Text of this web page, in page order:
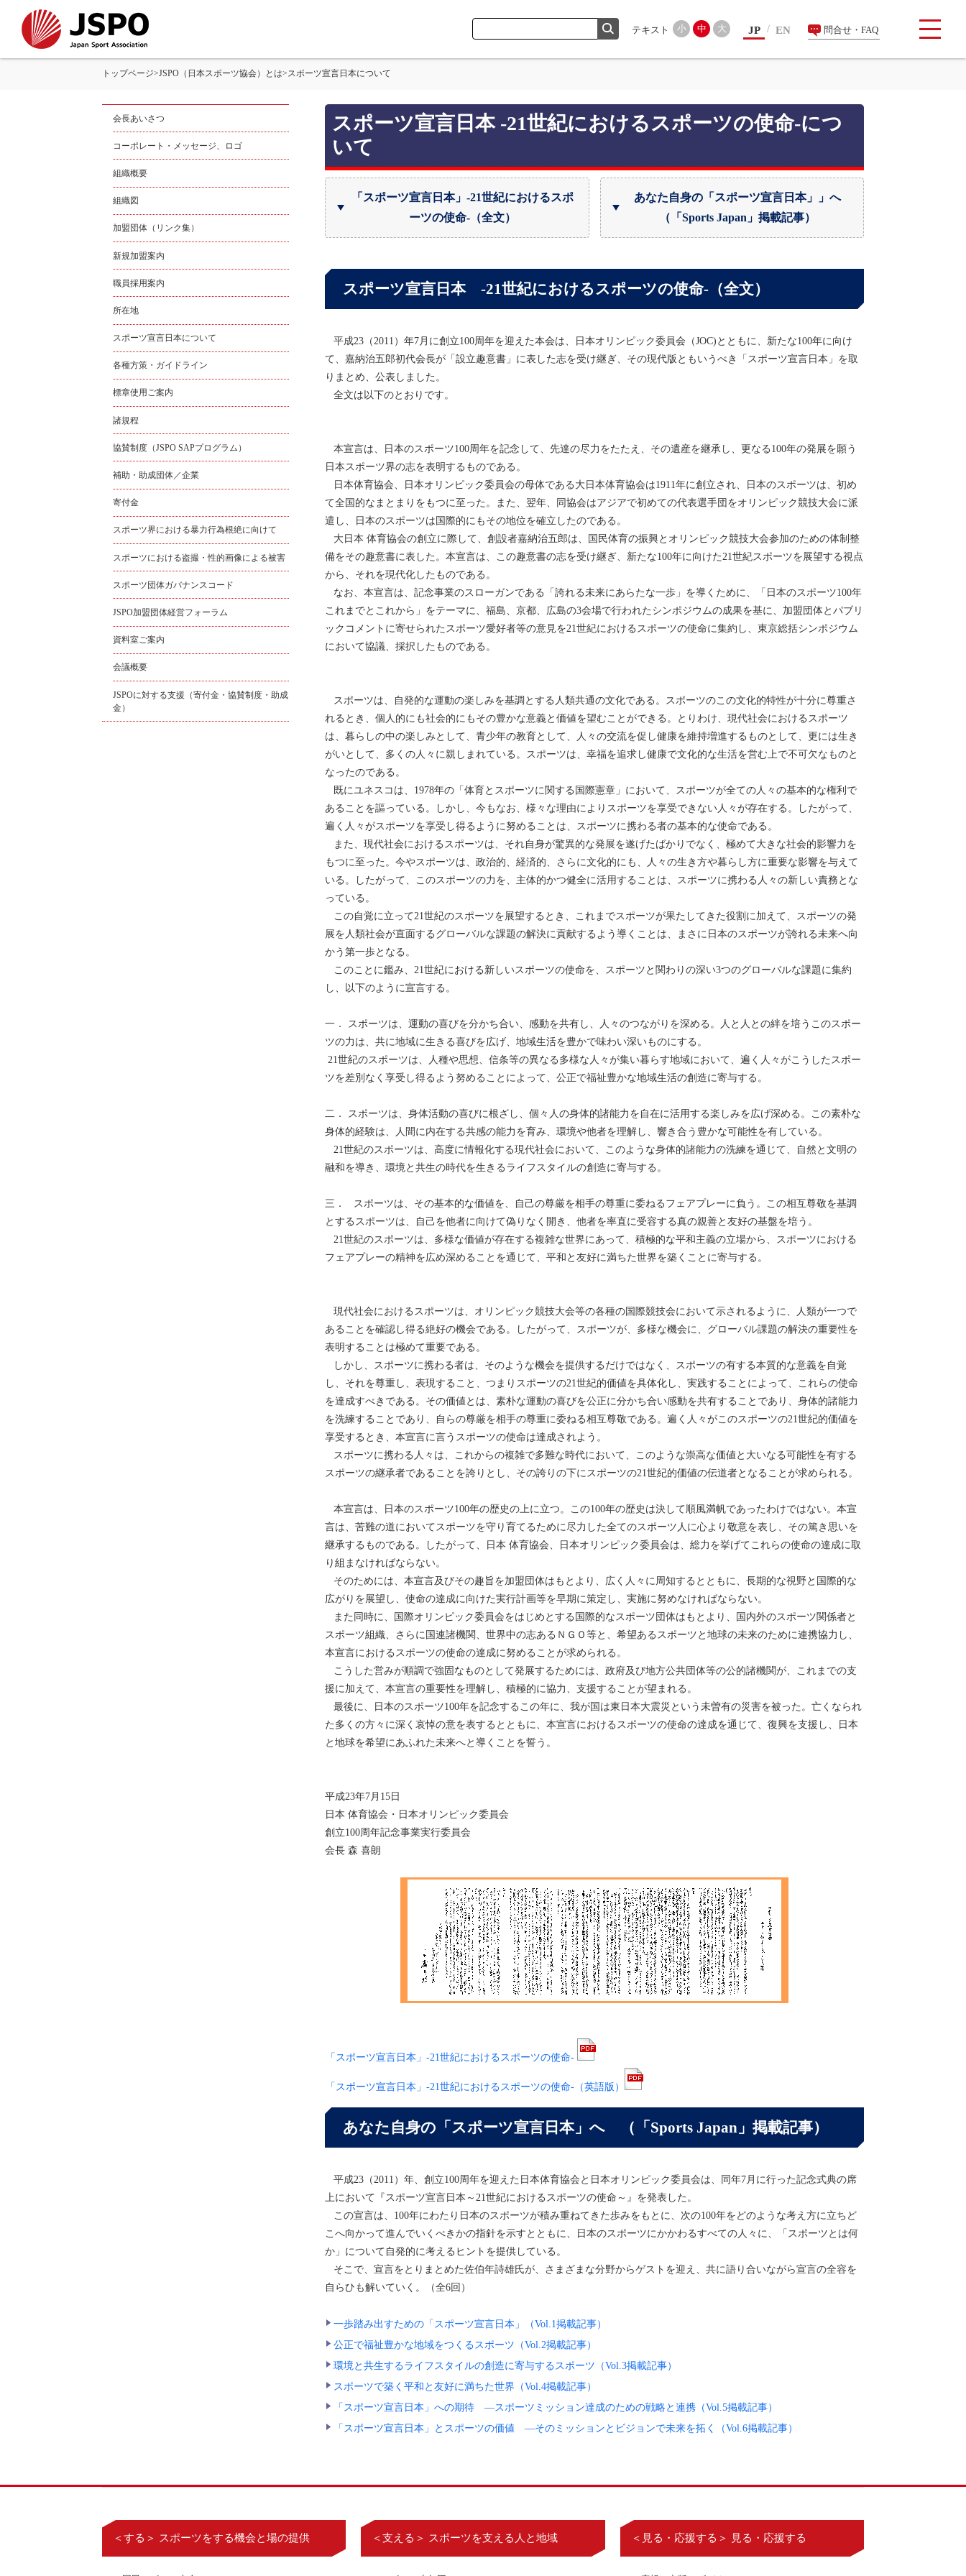
検索 小 中 大 JP EN 問合せ・FAQ
トップページ>JSPO（日本スポーツ協会）とは>スポーツ宣言日本について
スポーツ宣言日本 -21世紀におけるスポーツの使命-につ
いて
「スポーツ宣言日本」-21世紀におけるスポ
ーツの使命-（全文）
あなた自身の「スポーツ宣言日本」」へ
（「Sports Japan」掲載記事）
スポーツ宣言日本 -21世紀におけるスポーツの使命-（全文）
平成23（2011）年7月に創立100周年を迎えた本会は、日本オリンピック委員会（JOC)とともに、新たな100年に向け
て、嘉納治五郎初代会長が「設立趣意書」に表した志を受け継ぎ、その現代版ともいうべき「スポーツ宣言日本」を取
りまとめ、公表しました。
全文は以下のとおりです。
本宣言は、日本のスポーツ100周年を記念して、先達の尽力をたたえ、その遺産を継承し、更なる100年の発展を願う
日本スポーツ界の志を表明するものである。
日本体育協会、日本オリンピック委員会の母体である大日本体育協会は1911年に創立され、日本のスポーツは、初め
て全国的なまとまりをもつに至った。また、翌年、同協会はアジアで初めての代表選手団をオリンピック競技大会に派
遣し、日本のスポーツは国際的にもその地位を確立したのである。
大日本 体育協会の創立に際して、創設者嘉納治五郎は、国民体育の振興とオリンピック競技大会参加のための体制整
備をその趣意書に表した。本宣言は、この趣意書の志を受け継ぎ、新たな100年に向けた21世紀スポーツを展望する視点
から、それを現代化したものである。
なお、本宣言は、記念事業のスローガンである「誇れる未来にあらたな一歩」を導くために、「日本のスポーツ100年
これまでとこれから」をテーマに、福島、京都、広島の3会場で行われたシンポジウムの成果を基に、加盟団体とパブリ
ックコメントに寄せられたスポーツ愛好者等の意見を21世紀におけるスポーツの使命に集約し、東京総括シンポジウム
において協議、採択したものである。
スポーツは、自発的な運動の楽しみを基調とする人類共通の文化である。スポーツのこの文化的特性が十分に尊重さ
れるとき、個人的にも社会的にもその豊かな意義と価値を望むことができる。とりわけ、現代社会におけるスポーツ
は、暮らしの中の楽しみとして、青少年の教育として、人々の交流を促し健康を維持増進するものとして、更には生き
がいとして、多くの人々に親しまれている。スポーツは、幸福を追求し健康で文化的な生活を営む上で不可欠なものと
なったのである。
既にユネスコは、1978年の「体育とスポーツに関する国際憲章」において、スポーツが全ての人々の基本的な権利で
あることを謳っている。しかし、今もなお、様々な理由によりスポーツを享受できない人々が存在する。したがって、
遍く人々がスポーツを享受し得るように努めることは、スポーツに携わる者の基本的な使命である。
また、現代社会におけるスポーツは、それ自身が驚異的な発展を遂げたばかりでなく、極めて大きな社会的影響力を
もつに至った。今やスポーツは、政治的、経済的、さらに文化的にも、人々の生き方や暮らし方に重要な影響を与えて
いる。したがって、このスポーツの力を、主体的かつ健全に活用することは、スポーツに携わる人々の新しい責務とな
っている。
この自覚に立って21世紀のスポーツを展望するとき、これまでスポーツが果たしてきた役割に加えて、スポーツの発
展を人類社会が直面するグローバルな課題の解決に貢献するよう導くことは、まさに日本のスポーツが誇れる未来へ向
かう第一歩となる。
このことに鑑み、21世紀における新しいスポーツの使命を、スポーツと関わりの深い3つのグローバルな課題に集約
し、以下のように宣言する。
一． スポーツは、運動の喜びを分かち合い、感動を共有し、人々のつながりを深める。人と人との絆を培うこのスポー
ツの力は、共に地域に生きる喜びを広げ、地域生活を豊かで味わい深いものにする。
21世紀のスポーツは、人種や思想、信条等の異なる多様な人々が集い暮らす地域において、遍く人々がこうしたスポー
ツを差別なく享受し得るよう努めることによって、公正で福祉豊かな地域生活の創造に寄与する。
二． スポーツは、身体活動の喜びに根ざし、個々人の身体的諸能力を自在に活用する楽しみを広げ深める。この素朴な
身体的経験は、人間に内在する共感の能力を育み、環境や他者を理解し、響き合う豊かな可能性を有している。
21世紀のスポーツは、高度に情報化する現代社会において、このような身体的諸能力の洗練を通じて、自然と文明の
融和を導き、環境と共生の時代を生きるライフスタイルの創造に寄与する。
三． スポーツは、その基本的な価値を、自己の尊厳を相手の尊重に委ねるフェアプレーに負う。この相互尊敬を基調
とするスポーツは、自己を他者に向けて偽りなく開き、他者を率直に受容する真の親善と友好の基盤を培う。
21世紀のスポーツは、多様な価値が存在する複雑な世界にあって、積極的な平和主義の立場から、スポーツにおける
フェアプレーの精神を広め深めることを通じて、平和と友好に満ちた世界を築くことに寄与する。
現代社会におけるスポーツは、オリンピック競技大会等の各種の国際競技会において示されるように、人類が一つで
あることを確認し得る絶好の機会である。したがって、スポーツが、多様な機会に、グローバル課題の解決の重要性を
表明することは極めて重要である。
しかし、スポーツに携わる者は、そのような機会を提供するだけではなく、スポーツの有する本質的な意義を自覚
し、それを尊重し、表現すること、つまりスポーツの21世紀的価値を具体化し、実践することによって、これらの使命
を達成すべきである。その価値とは、素朴な運動の喜びを公正に分かち合い感動を共有することであり、身体的諸能力
を洗練することであり、自らの尊厳を相手の尊重に委ねる相互尊敬である。遍く人々がこのスポーツの21世紀的価値を
享受するとき、本宣言に言うスポーツの使命は達成されよう。
スポーツに携わる人々は、これからの複雑で多難な時代において、このような崇高な価値と大いなる可能性を有する
スポーツの継承者であることを誇りとし、その誇りの下にスポーツの21世紀的価値の伝道者となることが求められる。
本宣言は、日本のスポーツ100年の歴史の上に立つ。この100年の歴史は決して順風満帆であったわけではない。本宣
言は、苦難の道においてスポーツを守り育てるために尽力した全てのスポーツ人に心より敬意を表し、その篤き思いを
継承するものである。したがって、日本 体育協会、日本オリンピック委員会は、総力を挙げてこれらの使命の達成に取
り組まなければならない。
そのためには、本宣言及びその趣旨を加盟団体はもとより、広く人々に周知するとともに、長期的な視野と国際的な
広がりを展望し、使命の達成に向けた実行計画等を早期に策定し、実施に努めなければならない。
また同時に、国際オリンピック委員会をはじめとする国際的なスポーツ団体はもとより、国内外のスポーツ関係者と
スポーツ組織、さらに国連諸機関、世界中の志あるＮＧＯ等と、希望あるスポーツと地球の未来のために連携協力し、
本宣言におけるスポーツの使命の達成に努めることが求められる。
こうした営みが順調で強固なものとして発展するためには、政府及び地方公共団体等の公的諸機関が、これまでの支
援に加えて、本宣言の重要性を理解し、積極的に協力、支援することが望まれる。
最後に、日本のスポーツ100年を記念するこの年に、我が国は東日本大震災という未曽有の災害を被った。亡くなられ
た多くの方々に深く哀悼の意を表するとともに、本宣言におけるスポーツの使命の達成を通じて、復興を支援し、日本
と地球を希望にあふれた未来へと導くことを誓う。
平成23年7月15日
日本 体育協会・日本オリンピック委員会
創立100周年記念事業実行委員会
会長 森 喜朗
「スポーツ宣言日本」-21世紀におけるスポーツの使命-
「スポーツ宣言日本」-21世紀におけるスポーツの使命-（英語版）
あなた自身の「スポーツ宣言日本」へ （「Sports Japan」掲載記事）
平成23（2011）年、創立100周年を迎えた日本体育協会と日本オリンピック委員会は、同年7月に行った記念式典の席
上において『スポーツ宣言日本～21世紀におけるスポーツの使命～』を発表した。
この宣言は、100年にわたり日本のスポーツが積み重ねてきた歩みをもとに、次の100年をどのような考え方に立ちど
こへ向かって進んでいくべきかの指針を示すとともに、日本のスポーツにかかわるすべての人々に、「スポーツとは何
か」について自発的に考えるヒントを提供している。
そこで、宣言をとりまとめた佐伯年詩雄氏が、さまざまな分野からゲストを迎え、共に語り合いながら宣言の全容を
自らひも解いていく。（全6回）
一歩踏み出すための「スポーツ宣言日本」（Vol.1掲載記事）
公正で福祉豊かな地域をつくるスポーツ（Vol.2掲載記事）
環境と共生するライフスタイルの創造に寄与するスポーツ（Vol.3掲載記事）
スポーツで築く平和と友好に満ちた世界（Vol.4掲載記事）
「スポーツ宣言日本」への期待 ―スポーツミッション達成のための戦略と連携（Vol.5掲載記事）
「スポーツ宣言日本」とスポーツの価値 ―そのミッションとビジョンで未来を拓く（Vol.6掲載記事）
会長あいさつ
コーポレート・メッセージ、ロゴ
組織概要
組織図
加盟団体（リンク集）
新規加盟案内
職員採用案内
所在地
スポーツ宣言日本について
各種方策・ガイドライン
標章使用ご案内
諸規程
協賛制度（JSPO SAPプログラム）
補助・助成団体／企業
寄付金
スポーツ界における暴力行為根絶に向けて
スポーツにおける盗撮・性的画像による被害
スポーツ団体ガバナンスコード
JSPO加盟団体経営フォーラム
資料室ご案内
会議概要
JSPOに対する支援（寄付金・協賛制度・助成
金）
＜する＞ スポーツをする機会と場の提供 ＜支える＞ スポーツを支える人と地域 ＜見る・応援する＞ 見る・応援する